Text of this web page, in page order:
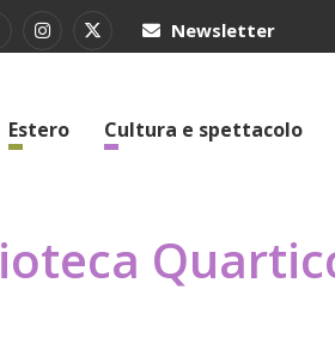
Newsletter
Estero Cultura e spettacolo